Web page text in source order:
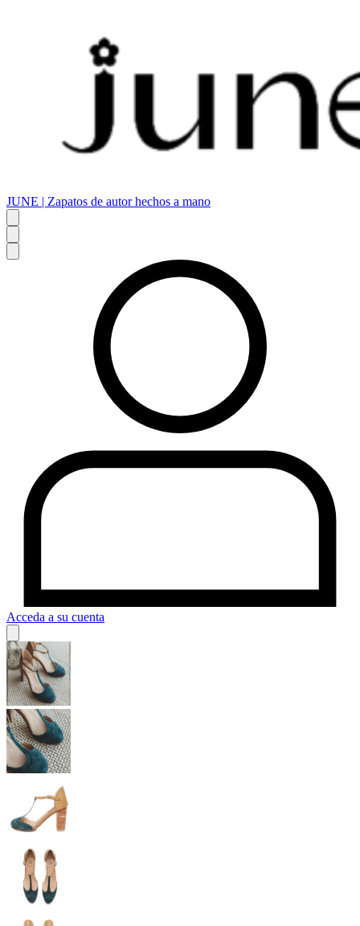
JUNE | Zapatos de autor hechos a mano
Acceda a su cuenta